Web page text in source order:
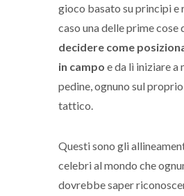
gioco basato su principi e
caso una delle prime cose
decidere come
in campo e da lì iniziare a
pedine, ognuno sul
tattico.
Questi sono gli
celebri al mondo che
dovrebbe saper